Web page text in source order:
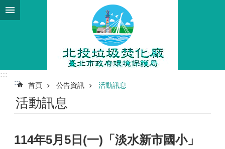
跳到主要內容區塊
:::
:::
首頁 公告資訊 活動訊息
活動訊息
114年5月5日(一)「淡水新市國小」